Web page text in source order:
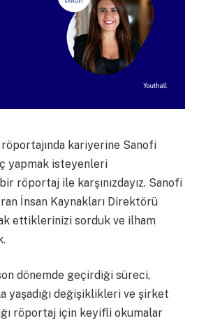
röportajında kariyerine Sanofi
yapmak isteyenleri
röportaj ile karşınızdayız. Sanofi
İnsan Kaynakları Direktörü
ettiklerinizi sorduk ve ilham
dönemde geçirdiği süreci,
yaşadığı değişiklikleri ve şirket
röportaj için keyifli okumalar